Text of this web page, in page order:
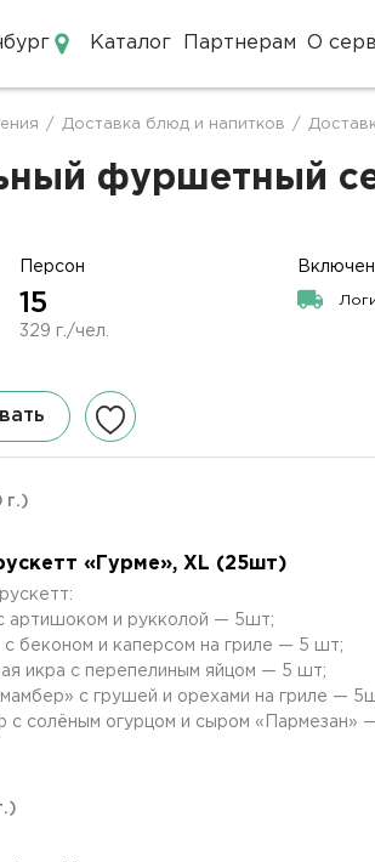
Каталог Партнерам О
/ Доставка блюд и напитков /
фуршетный
Персон
15
329 г./чел.
г.)
«Гурме», XL (25шт)
артишоком и рукколой — 5шт;
беконом и каперсом на гриле — 5 шт;
икра с перепелиным яйцом — 5 шт;
с грушей и орехами на гриле —
с солёным огурцом и сыром «Пармезан»